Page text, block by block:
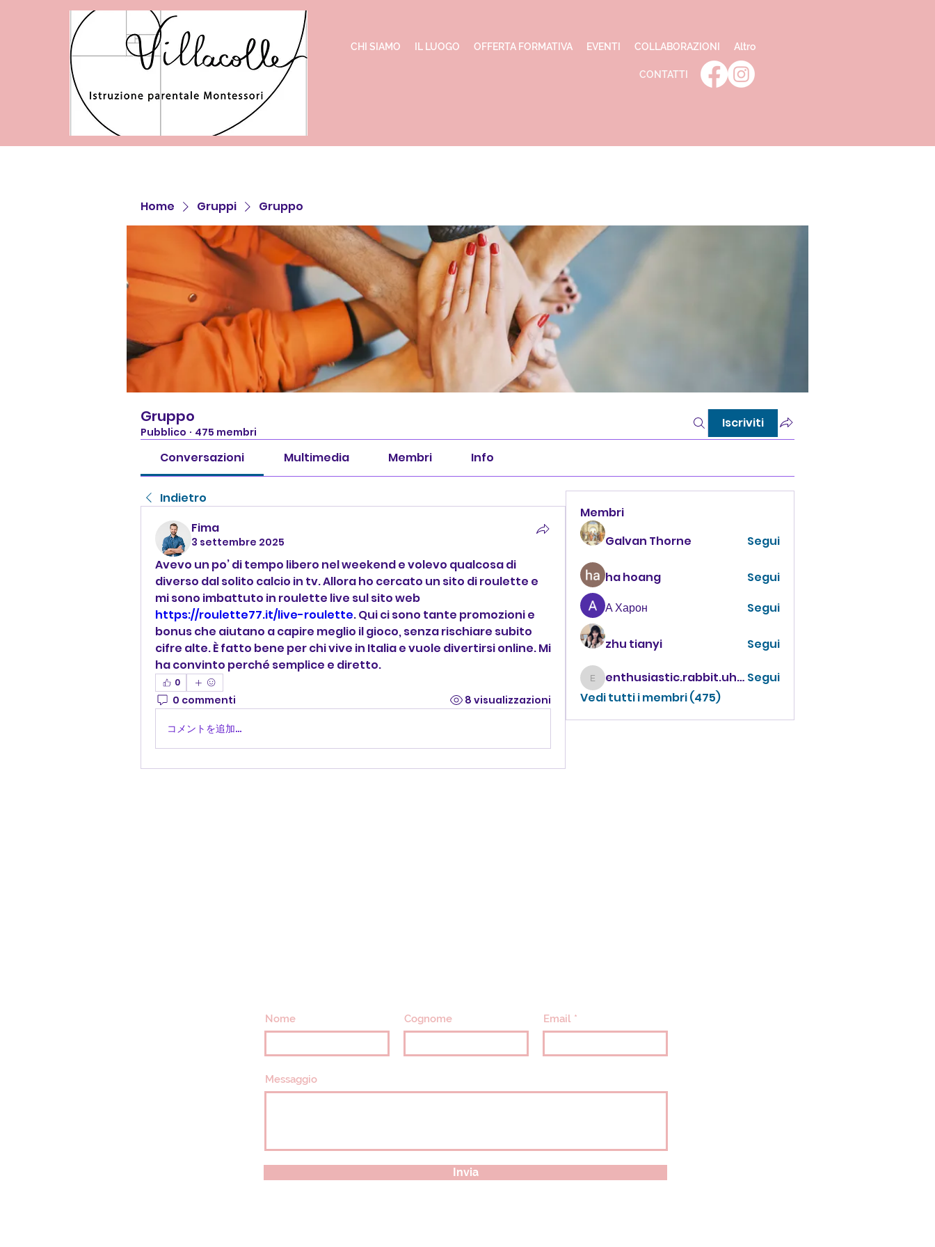
CHI SIAMO IL LUOGO OFFERTA FORMATIVA EVENTI COLLABORAZIONI Altro
CONTATTI
Home Gruppi Gruppo
Gruppo
Pubblico · 475 membri
Iscriviti
Conversazioni Multimedia Membri Info
Indietro
Fima
3 settembre 2025
Avevo un po’ di tempo libero nel weekend e volevo qualcosa di
diverso dal solito calcio in tv. Allora ho cercato un sito di roulette e
https://roulette77.it/live-roulette. Qui ci sono tante promozioni e
bonus che aiutano a capire meglio il gioco, senza rischiare subito
cifre alte. È fatto bene per chi vive in Italia e vuole divertirsi online. Mi
ha convinto perché semplice e diretto.
0
0 commenti 8 visualizzazioni
コメントを追加…
Membri
Galvan Thorne
Segui
ha hoang
Segui
А Харон
Segui
zhu tianyi Segui
enthusiastic.rabbit.uhur enthusiastic.rabbit.uhur Segui
Vedi tutti i membri (475)
Nome Cognome Email
Messaggio
Invia